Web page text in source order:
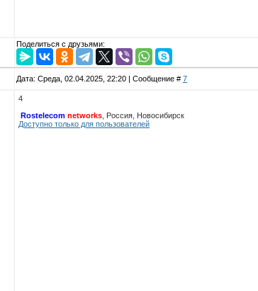
Поделиться с друзьями:
Дата: Среда, 02.04.2025, 22:20 | Сообщение # 7
4
Rostelecom networks , Россия, Новосибирск
Доступно только для пользователей